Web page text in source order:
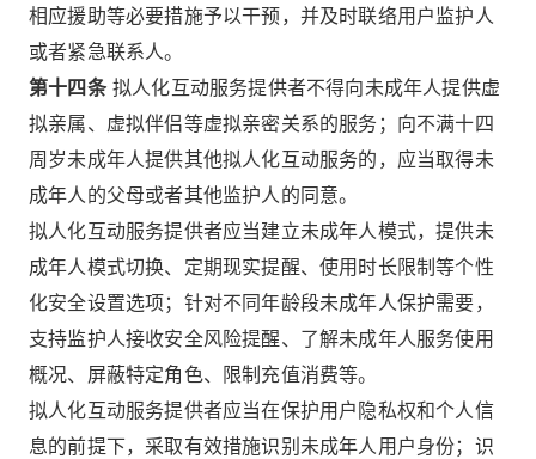
相应援助等必要措施予以干预，并及时联络用户监护人
或者紧急联系人。
第十四条拟人化互动服务提供者不得向未成年人提供虚
拟亲属、虚拟伴侣等虚拟亲密关系的服务；向不满十四
周岁未成年人提供其他拟人化互动服务的，应当取得未
成年人的父母或者其他监护人的同意。
拟人化互动服务提供者应当建立未成年人模式，提供未
成年人模式切换、定期现实提醒、使用时长限制等个性
化安全设置选项；针对不同年龄段未成年人保护需要，
支持监护人接收安全风险提醒、了解未成年人服务使用
概况、屏蔽特定角色、限制充值消费等。
拟人化互动服务提供者应当在保护用户隐私权和个人信
息的前提下，采取有效措施识别未成年人用户身份；识